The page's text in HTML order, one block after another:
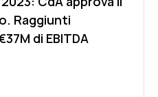
Raggiunti
di EBITDA